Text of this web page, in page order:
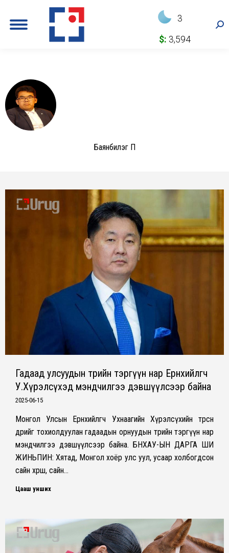
3
$: 3,594
Баянбилэг П
Гадаад улсуудын төрийн тэргүүн нар Ерөнхийлөгч
У.Хүрэлсүхэд мэндчилгээ дэвшүүлсээр байна
2025-06-15
Монгол Улсын Ерөнхийлөгч Ухнаагийн Хүрэлсүхийн төрсөн
өдрийг тохиолдуулан гадаадын орнуудын төрийн тэргүүн нар
мэндчилгээ дэвшүүлсээр байна. БНХАУ-ЫН ДАРГА ШИ
ЖИНЬПИН: Хятад, Монгол хоёр улс уул, усаар холбогдсон
сайн хөрш, сайн…
Цааш унших